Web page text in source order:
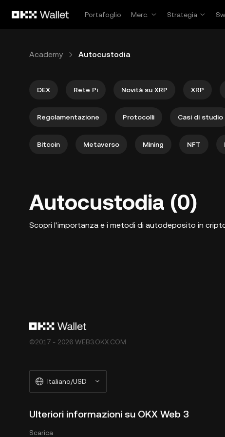
Portafoglio
Merc. Strategia
Academy Autocustodia
DEX Rete Pi Novità su XRP XRP
Regolamentazione Protocolli Casi di studio
Bitcoin Metaverso Mining NFT
Autocustodia (0)
Scopri l'importanza e i metodi di autodeposito in
©2017 - 2026 WEB3.OKX.COM
Italiano/USD
Ulteriori informazioni su OKX Web 3
Scarica